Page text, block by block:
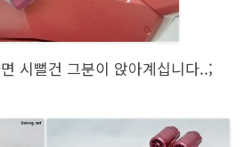
시뻘건 그분이 앉아계십니다..;